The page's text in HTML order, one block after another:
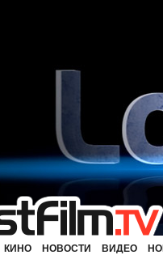
КИНО НОВОСТИ ВИДЕО